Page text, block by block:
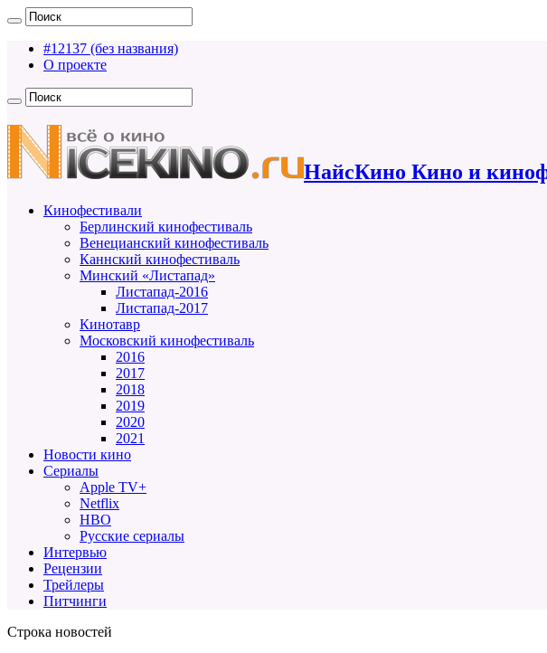
#12137 (без названия)
О проекте
НайсКино Кино и
Кинофестивали
Берлинский кинофестиваль
Венецианский кинофестиваль
Каннский кинофестиваль
Минский «Листапад»
Листапад-2016
Листапад-2017
Кинотавр
Московский кинофестиваль
2016
2017
2018
2019
2020
2021
Новости кино
Сериалы
Apple TV+
Netflix
HBO
Русские сериалы
Интервью
Рецензии
Трейлеры
Питчинги
Строка новостей